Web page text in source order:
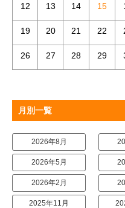
12 13 14 15
19 20 21 22
26 27 28 29
月別一覧
2026年8月
2026年5月
2026年2月
2025年11月